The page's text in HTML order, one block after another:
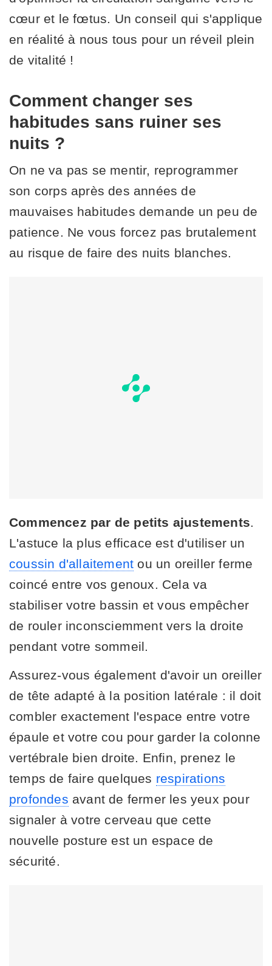
cœur et le fœtus. Un conseil qui s'applique
en réalité à nous tous pour un réveil plein
de vitalité !
Comment changer ses
habitudes sans ruiner ses
nuits ?
On ne va pas se mentir, reprogrammer
son corps après des années de
mauvaises habitudes demande un peu de
patience. Ne vous forcez pas brutalement
au risque de faire des nuits blanches.
Commencez par de petits ajustements.
L'astuce la plus efficace est d'utiliser un
coussin d'allaitement ou un oreiller ferme
coincé entre vos genoux. Cela va
stabiliser votre bassin et vous empêcher
de rouler inconsciemment vers la droite
pendant votre sommeil.
Assurez-vous également d'avoir un oreiller
de tête adapté à la position latérale : il doit
combler exactement l'espace entre votre
épaule et votre cou pour garder la colonne
vertébrale bien droite. Enfin, prenez le
temps de faire quelques respirations
profondes avant de fermer les yeux pour
signaler à votre cerveau que cette
nouvelle posture est un espace de
sécurité.